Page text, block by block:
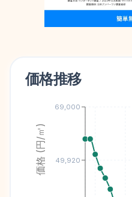
価格推移
49,920
69,000
価格 (円/㎡)